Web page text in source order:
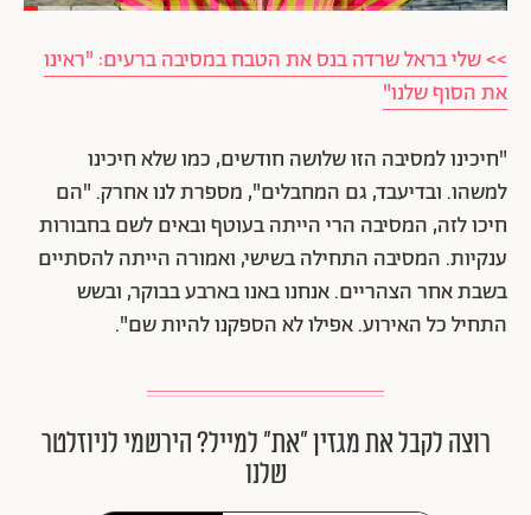
>> שלי בראל שרדה בנס את הטבח במסיבה ברעים: "ראינו
את הסוף שלנו"
"חיכינו למסיבה הזו שלושה חודשים, כמו שלא חיכינו
למשהו. ובדיעבד, גם המחבלים", מספרת לנו אחרק. "הם
חיכו לזה, המסיבה הרי הייתה בעוטף ובאים לשם בחבורות
ענקיות. המסיבה התחילה בשישי, ואמורה הייתה להסתיים
בשבת אחר הצהריים. אנחנו באנו בארבע בבוקר, ובשש
התחיל כל האירוע. אפילו לא הספקנו להיות שם".
רוצה לקבל את מגזין ״את״ למייל? הירשמי לניוזלטר
שלנו